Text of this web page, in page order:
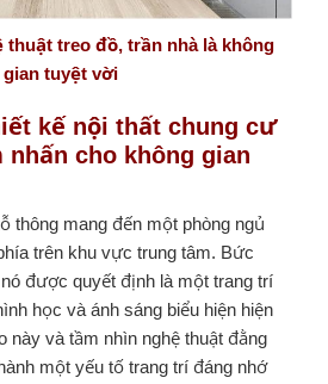
thuật treo đồ, trần nhà là không
gian tuyệt vời
kế nội thất chung cư
cho không gian
thông mang đến một phòng ngủ
trên khu vực trung tâm. Bức
được quyết định là một trang trí
học và ánh sáng biểu hiện hiện
này và tầm nhìn nghệ thuật đằng
một yếu tố trang trí đáng nhớ